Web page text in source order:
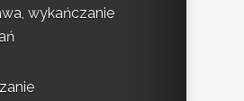
wykańczanie